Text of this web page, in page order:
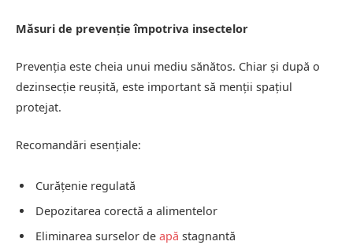
Măsuri de prevenție împotriva insectelor
Prevenția este cheia unui mediu sănătos. Chiar și după o
dezinsecție reușită, este important să menții spațiul
protejat.
Recomandări esențiale:
Curățenie regulată
Depozitarea corectă a alimentelor
Eliminarea surselor de apă stagnantă